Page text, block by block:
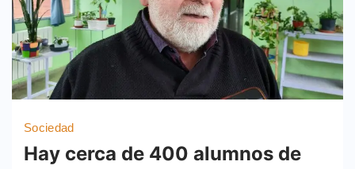
Sociedad
Hay cerca de 400 alumnos de